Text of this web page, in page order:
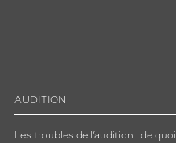
AUDITION
Les troubles de l’audition : de quoi